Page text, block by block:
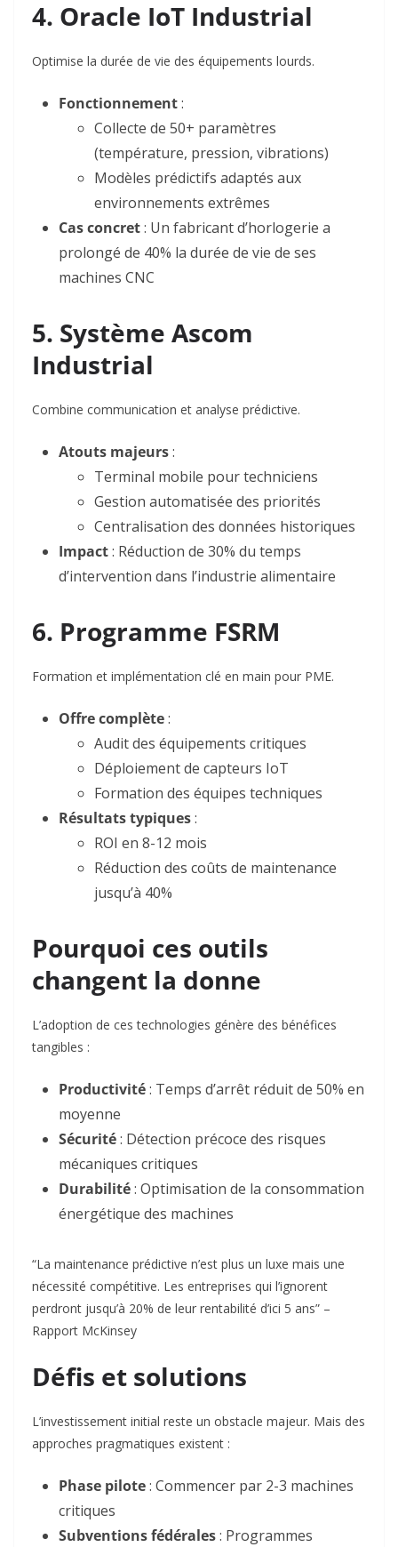
4. Oracle IoT Industrial
Optimise la durée de vie des équipements lourds.
Fonctionnement:
Collecte de 50+ paramètres
(température, pression, vibrations)
Modèles prédictifs adaptés aux
environnements extrêmes
Cas concret: Un fabricant d’horlogerie a
prolongé de 40% la durée de vie de ses
machines CNC
5. Système Ascom
Industrial
Combine communication et analyse prédictive.
Atouts majeurs:
Terminal mobile pour techniciens
Gestion automatisée des priorités
Centralisation des données historiques
Impact: Réduction de 30% du temps
d’intervention dans l’industrie alimentaire
6. Programme FSRM
Formation et implémentation clé en main pour PME.
Offre complète:
Audit des équipements critiques
Déploiement de capteurs IoT
Formation des équipes techniques
Résultats typiques:
ROI en 8-12 mois
Réduction des coûts de maintenance
jusqu’à 40%
Pourquoi ces outils
changent la donne
L’adoption de ces technologies génère des bénéfices
tangibles :
Productivité: Temps d’arrêt réduit de 50% en
moyenne
Sécurité: Détection précoce des risques
mécaniques critiques
Durabilité: Optimisation de la consommation
énergétique des machines
“La maintenance prédictive n’est plus un luxe mais une
nécessité compétitive. Les entreprises qui l’ignorent
perdront jusqu’à 20% de leur rentabilité d’ici 5 ans” –
Rapport McKinsey
Défis et solutions
L’investissement initial reste un obstacle majeur. Mais des
approches pragmatiques existent :
Phase pilote: Commencer par 2-3 machines
critiques
Subventions fédérales: Programmes